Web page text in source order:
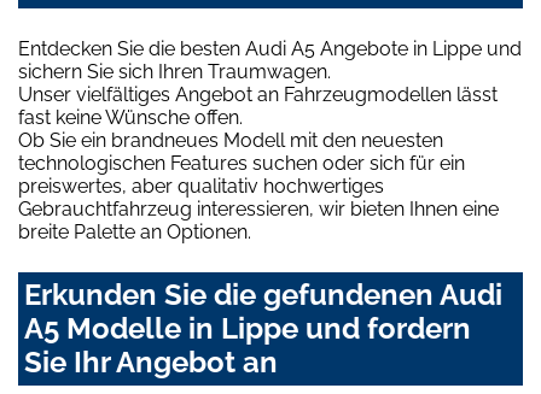
Entdecken Sie die besten Audi A5 Angebote in Lippe und
sichern Sie sich Ihren Traumwagen.
Unser vielfältiges Angebot an Fahrzeugmodellen lässt
fast keine Wünsche offen.
Ob Sie ein brandneues Modell mit den neuesten
technologischen Features suchen oder sich für ein
preiswertes, aber qualitativ hochwertiges
Gebrauchtfahrzeug interessieren, wir bieten Ihnen eine
breite Palette an Optionen.
Erkunden Sie die gefundenen Audi
A5 Modelle in Lippe und fordern
Sie Ihr Angebot an